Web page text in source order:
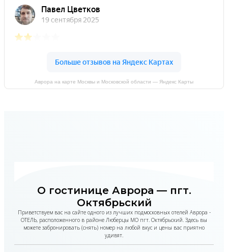
Аврора на карте Москвы и Московской области — Яндекс Карты
О гостинице Аврора — пгт.
Октябрьский
Приветствуем вас на сайте одного из лучших подмосковных отелей Аврора -
ОТЕЛЬ, расположенного в районе Люберцы МО пгт. Октябрьский. Здесь вы
можете забронировать (снять) номер на любой вкус и цены вас приятно
удивят.